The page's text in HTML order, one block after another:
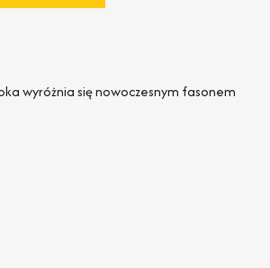
wyróżnia się nowoczesnym fasonem